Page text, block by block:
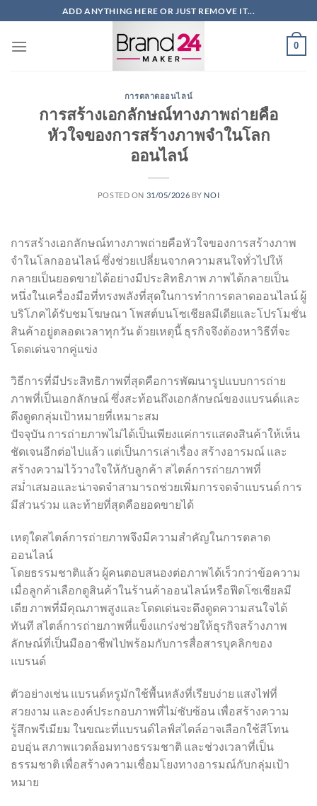
ไป
ADD ANYTHING HERE OR JUST REMOVE IT...
0
การตลาดออนไลน์
การสร้างเอกลักษณ์ทางภาพถ่ายคือ
หัวใจของการสร้างภาพจำในโลก
ออนไลน์
POSTED ON 31/05/2026 BY NOI
การสร้างเอกลักษณ์ทางภาพถ่ายคือหัวใจของการสร้างภาพ
จำในโลกออนไลน์ ซึ่งช่วยเปลี่ยนจากความสนใจทั่วไปให้
กลายเป็นยอดขายได้อย่างมีประสิทธิภาพ ภาพได้กลายเป็น
หนึ่งในเครื่องมือที่ทรงพลังที่สุดในการทำการตลาดออนไลน์ ผู้
บริโภคได้รับชมโฆษณา โพสต์บนโซเชียลมีเดียและโปรโมชั่น
สินค้าอยู่ตลอดเวลาทุกวัน ด้วยเหตุนี้ ธุรกิจจึงต้องหาวิธีที่จะ
โดดเด่นจากคู่แข่ง
วิธีการที่มีประสิทธิภาพที่สุดคือการพัฒนารูปแบบการถ่าย
ภาพที่เป็นเอกลักษณ์ ซึ่งสะท้อนถึงเอกลักษณ์ของแบรนด์และ
ดึงดูดกลุ่มเป้าหมายที่เหมาะสม
ปัจจุบัน การถ่ายภาพไม่ได้เป็นเพียงแค่การแสดงสินค้าให้เห็น
ชัดเจนอีกต่อไปแล้ว แต่เป็นการเล่าเรื่อง สร้างอารมณ์ และ
สร้างความไว้วางใจให้กับลูกค้า สไตล์การถ่ายภาพที่
สม่ำเสมอและน่าจดจำสามารถช่วยเพิ่มการจดจำแบรนด์ การ
มีส่วนร่วม และท้ายที่สุดคือยอดขายได้
เหตุใดสไตล์การถ่ายภาพจึงมีความสำคัญในการตลาด
ออนไลน์
โดยธรรมชาติแล้ว ผู้คนตอบสนองต่อภาพได้เร็วกว่าข้อความ
เมื่อลูกค้าเลือกดูสินค้าในร้านค้าออนไลน์หรือฟีดโซเชียลมี
เดีย ภาพที่มีคุณภาพสูงและโดดเด่นจะดึงดูดความสนใจได้
ทันที สไตล์การถ่ายภาพที่แข็งแกร่งช่วยให้ธุรกิจสร้างภาพ
ลักษณ์ที่เป็นมืออาชีพไปพร้อมกับการสื่อสารบุคลิกของ
แบรนด์
ตัวอย่างเช่น แบรนด์หรูมักใช้พื้นหลังที่เรียบง่าย แสงไฟที่
สวยงาม และองค์ประกอบภาพที่ไม่ซับซ้อน เพื่อสร้างความ
รู้สึกพรีเมียม ในขณะที่แบรนด์ไลฟ์สไตล์อาจเลือกใช้สีโทน
อบอุ่น สภาพแวดล้อมทางธรรมชาติ และช่วงเวลาที่เป็น
ธรรมชาติ เพื่อสร้างความเชื่อมโยงทางอารมณ์กับกลุ่มเป้า
หมาย